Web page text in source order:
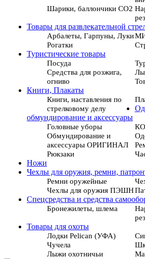
Шарики, баллончики СО2
Товары для развлекательной
Арбалеты, Гарпуны, Луки
Рогатки
Туристические товары
Посуда
Средства для розжига,
огниво
Книги, Плакаты
Книги, наставления по
стрелковому делу
обмундирование и аксессуары
Головные уборы
Обмундирование и
аксессуары ОРИГИНАЛ
Рюкзаки
Ножи
Чехлы для оружия, ремни,
Ремни оружейные
Чехлы для оружия ПЭШН
Спецсредства и средства
Бронежилеты, шлема
Товары для охоты
Лодки Pelican (УФА)
Чучела
Лыжи охотничьи